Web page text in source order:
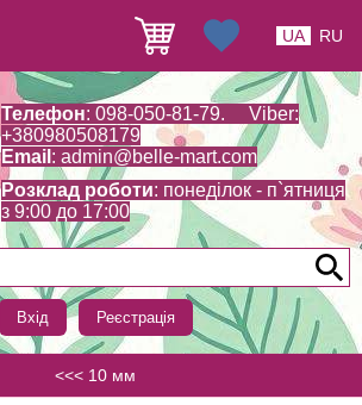
Телефон: 098-050-81-79. Viber:
+380980508179
Email : admin@belle-mart.com
Розклад роботи: понеділок - п`ятниця
з 9:00 до 17:00
Вхід Реєстрація
UA RU
<<< 10 мм